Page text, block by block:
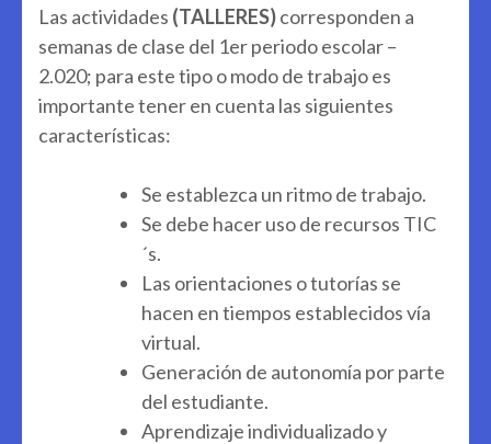
Las actividades (TALLERES)corresponden a
semanas de clase del 1er periodo escolar –
2.020; para este tipo o modo de trabajo es
importante tener en cuenta las siguientes
características:
Se establezca un ritmo de trabajo.
Se debe hacer uso de recursos TIC
´s.
Las orientaciones o tutorías se
hacen en tiempos establecidos vía
virtual.
Generación de autonomía por parte
del estudiante.
Aprendizaje individualizado y